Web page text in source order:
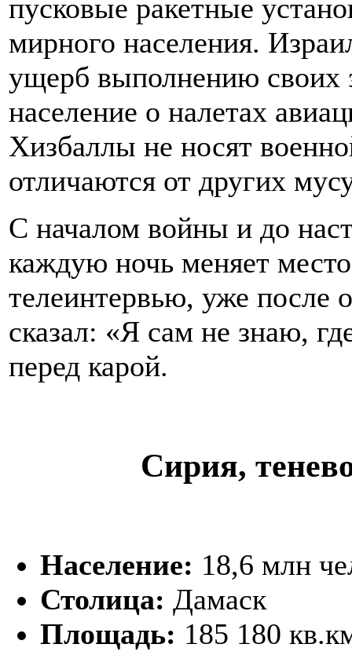
пусковые ракетные
мирного населения.
ущерб выполнению своих
население о налетах
Хизбаллы не носят
отличаются от других
С началом войны и до
каждую ночь меняет
телеинтервью, уже после
сказал: «Я сам не знаю,
перед карой.
Сирия,
Население: 18,6 млн
Столица: Дамаск
Площадь: 185 180